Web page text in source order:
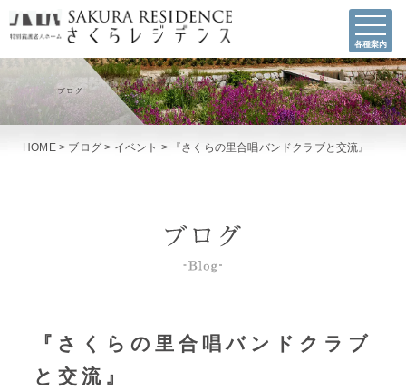
各種案内
HOME> ブログ > イベント > 『さくらの里合唱バンドクラブと交流』
『さくらの里合唱バンドクラブ
と交流』